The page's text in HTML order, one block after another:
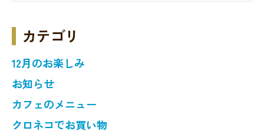
カテゴリ
12月のお楽しみ
お知らせ
カフェのメニュー
クロネコでお買い物